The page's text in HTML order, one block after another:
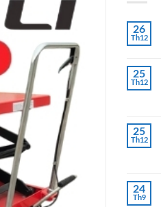
26
Th12
25
Th12
25
Th12
24
Th9